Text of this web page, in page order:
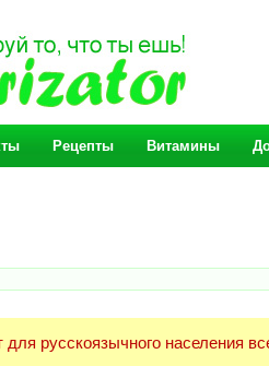
Рецепты Витамины
русскоязычного населения